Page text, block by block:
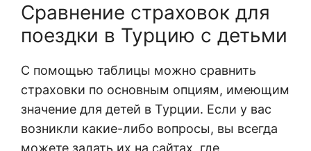
Сравнение страховок для
поездки в Турцию с детьми
С помощью таблицы можно сравнить
страховки по основным опциям, имеющим
значение для детей в Турции. Если у вас
возникли какие-либо вопросы, вы всегда
можете задать их на сайтах, где